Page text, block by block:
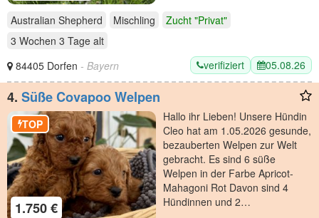
Australian Shepherd Mischling
Zucht "Privat"
3 Wochen 3 Tage alt
84405 Dorfen - Bayern verifiziert 05.08.26
4. Süße Covapoo Welpen
1.750 €
TOP
Hallo ihr Lieben! Unsere Hündin
Cleo hat am 1.05.2026 gesunde,
bezauberten Welpen zur Welt
gebracht. Es sind 6 süße
Welpen in der Farbe Apricot-
Mahagoni Rot Davon sind 4
Hündinnen und 2…